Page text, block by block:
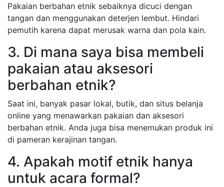
Pakaian berbahan etnik sebaiknya dicuci dengan
tangan dan menggunakan deterjen lembut. Hindari
pemutih karena dapat merusak warna dan pola kain.
3. Di mana saya bisa membeli
pakaian atau aksesori
berbahan etnik?
Saat ini, banyak pasar lokal, butik, dan situs belanja
online yang menawarkan pakaian dan aksesori
berbahan etnik. Anda juga bisa menemukan produk ini
di pameran kerajinan tangan.
4. Apakah motif etnik hanya
untuk acara formal?